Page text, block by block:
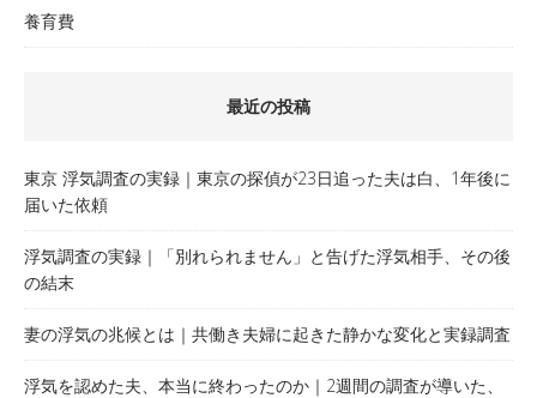
養育費
最近の投稿
東京 浮気調査の実録｜東京の探偵が23日追った夫は白、1年後に
届いた依頼
浮気調査の実録｜「別れられません」と告げた浮気相手、その後
の結末
妻の浮気の兆候とは｜共働き夫婦に起きた静かな変化と実録調査
浮気を認めた夫、本当に終わったのか｜2週間の調査が導いた、